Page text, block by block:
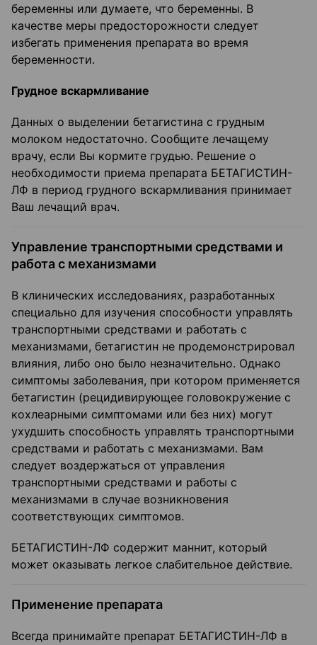
беременны или думаете, что беременны. В
качестве меры предосторожности следует
избегать применения препарата во время
беременности.
Грудное вскармливание
Данных о выделении бетагистина с грудным
молоком недостаточно. Сообщите лечащему
врачу, если Вы кормите грудью. Решение о
необходимости приема препарата БЕТАГИСТИН-
ЛФ в период грудного вскармливания принимает
Ваш лечащий врач.
Управление транспортными средствами и
работа с механизмами
В клинических исследованиях, разработанных
специально для изучения способности управлять
транспортными средствами и работать с
механизмами, бетагистин не продемонстрировал
влияния, либо оно было незначительно. Однако
симптомы заболевания, при котором применяется
бетагистин (рецидивирующее головокружение с
кохлеарными симптомами или без них) могут
ухудшить способность управлять транспортными
средствами и работать с механизмами. Вам
следует воздержаться от управления
транспортными средствами и работы с
механизмами в случае возникновения
соответствующих симптомов.
БЕТАГИСТИН-ЛФ содержит маннит, который
может оказывать легкое слабительное действие.
Применение препарата
Всегда принимайте препарат БЕТАГИСТИН-ЛФ в